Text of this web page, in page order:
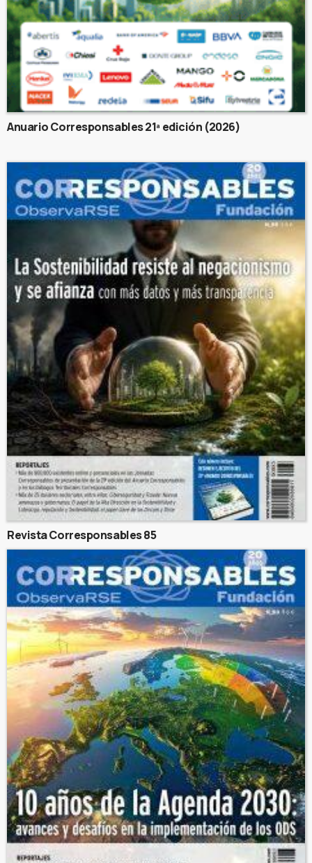
Anuario Corresponsables 21ª edición (2026)
Revista Corresponsables 85